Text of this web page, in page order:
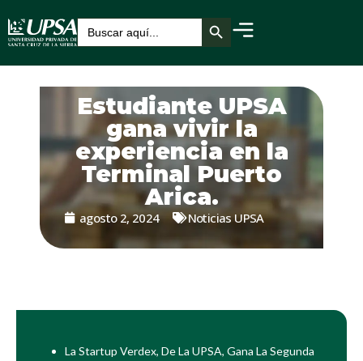
Buscar: Botón de búsqueda
Estudiante UPSA
gana vivir la
experiencia en la
Terminal Puerto
Arica.
agosto 2, 2024 Noticias UPSA
La Startup Verdex, De La UPSA, Gana La Segunda